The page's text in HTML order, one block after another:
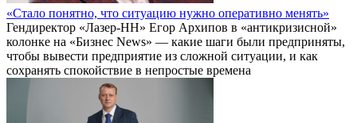
«Стало понятно, что ситуацию нужно оперативно менять»
Гендиректор «Лазер-НН» Егор Архипов в «антикризисной»
колонке на «Бизнес News» — какие шаги были предприняты,
чтобы вывести предприятие из сложной ситуации, и как
сохранять спокойствие в непростые времена